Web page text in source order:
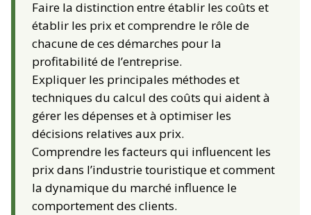
Faire la distinction entre établir les coûts et
établir les prix et comprendre le rôle de
chacune de ces démarches pour la
profitabilité de l’entreprise.
Expliquer les principales méthodes et
techniques du calcul des coûts qui aident à
gérer les dépenses et à optimiser les
décisions relatives aux prix.
Comprendre les facteurs qui influencent les
prix dans l’industrie touristique et comment
la dynamique du marché influence le
comportement des clients.